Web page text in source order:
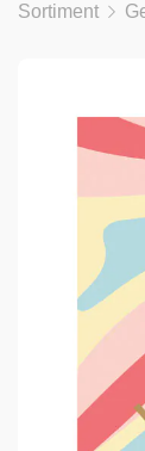
Sortiment